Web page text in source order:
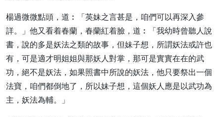
楊過微微點頭，道︰「英妹之言甚是，咱們可以再深入參
詳。」他又看着春蘭，春蘭紅着臉，道︰「我幼時曾聽人說
書，說的多是妖法之類的故事，但妹子想，所謂妖法或許也
有，可是適才明姐姐與那妖人對掌，那可是實實在在的武
功，絕不是妖法，如果照書中所說的妖法，他只要祭出一個
法寶，咱們都倒地了，所以妹子想，這個妖人應是以武功為
主，妖法為輔。」